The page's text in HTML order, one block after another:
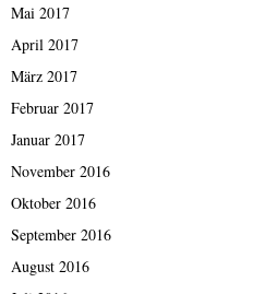
Mai 2017
April 2017
März 2017
Februar 2017
Januar 2017
November 2016
Oktober 2016
September 2016
August 2016